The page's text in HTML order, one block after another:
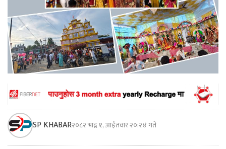
SP KHABAR२०८२ भाद्र १, आईतवार २०:२४ गते